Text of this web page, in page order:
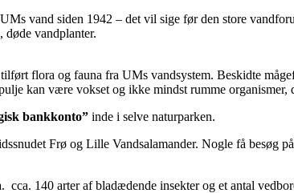
vand siden 1942 – det vil sige før den store
vandplanter.
flora og fauna fra UMs vandsystem. Beskidte
kan være vokset og ikke mindst rumme organismer,
bankkonto” inde i selve naturparken.
Frø og Lille Vandsalamander. Nogle få besøg
cca. 140 arter af bladædende insekter og et antal